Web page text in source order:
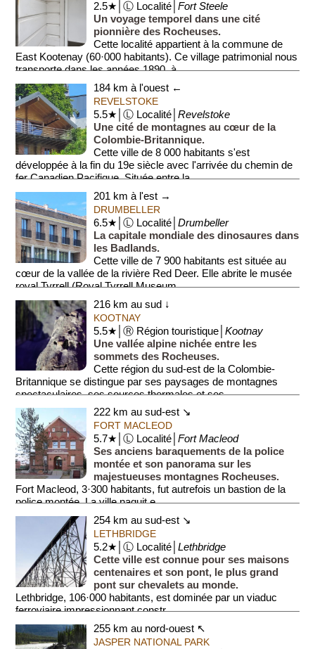
2.5★│Ⓛ Localité│Fort Steele
Un voyage temporel dans une cité
pionnière des Rocheuses.
Cette localité appartient à la commune de
East Kootenay (60·000 habitants). Ce village patrimonial nous
transporte dans les années 1890, à...
184 km à l'ouest ←
REVELSTOKE
5.5★│Ⓛ Localité│Revelstoke
Une cité de montagnes au cœur de la
Colombie-Britannique.
Cette ville de 8 000 habitants s'est
développée à la fin du 19e siècle avec l'arrivée du chemin de
fer Canadien Pacifique. Située entre la...
201 km à l'est →
DRUMBELLER
6.5★│Ⓛ Localité│Drumbeller
La capitale mondiale des dinosaures dans
les Badlands.
Cette ville de 7 900 habitants est située au
cœur de la vallée de la rivière Red Deer. Elle abrite le musée
royal Tyrrell (Royal Tyrrell Museum...
216 km au sud ↓
KOOTNAY
5.5★│Ⓡ Région touristique│Kootnay
Une vallée alpine nichée entre les
sommets des Rocheuses.
Cette région du sud-est de la Colombie-
Britannique se distingue par ses paysages de montagnes
spectaculaires, ses sources thermales et ses...
222 km au sud-est ↘
FORT MACLEOD
5.7★│Ⓛ Localité│Fort Macleod
Ses anciens baraquements de la police
montée et son panorama sur les
majestueuses montagnes Rocheuses.
Fort Macleod, 3·300 habitants, fut autrefois un bastion de la
police montée. La ville naquit e...
254 km au sud-est ↘
LETHBRIDGE
5.2★│Ⓛ Localité│Lethbridge
Cette ville est connue pour ses maisons
centenaires et son pont, le plus grand
pont sur chevalets au monde.
Lethbridge, 106·000 habitants, est dominée par un viaduc
ferroviaire impressionnant constr...
255 km au nord-ouest ↖
JASPER NATIONAL PARK